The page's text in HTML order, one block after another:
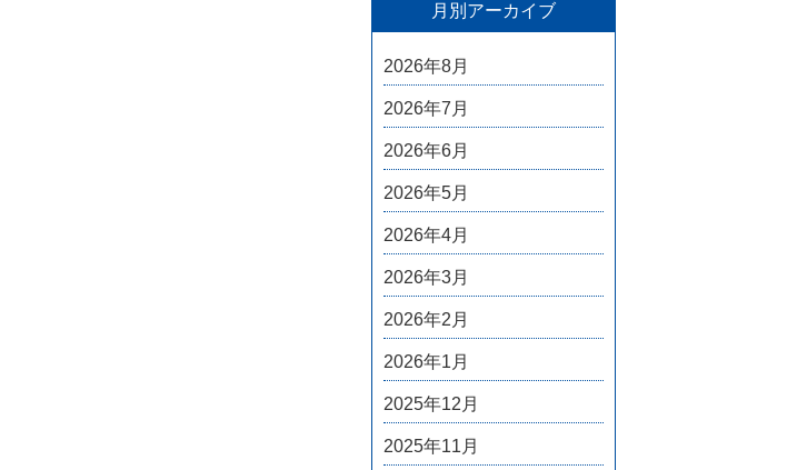
月別アーカイブ
2026年8月
2026年7月
2026年6月
2026年5月
2026年4月
2026年3月
2026年2月
2026年1月
2025年12月
2025年11月